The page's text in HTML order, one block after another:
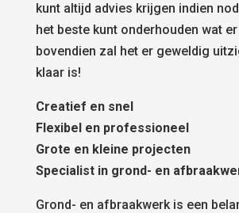
kunt altijd advies krijgen indien
het beste kunt onderhouden wat
bovendien zal het er geweldig
klaar is!
Creatief en snel
Flexibel en professioneel
Grote en kleine projecten
Specialist in grond- en
Grond- en afbraakwerk is een